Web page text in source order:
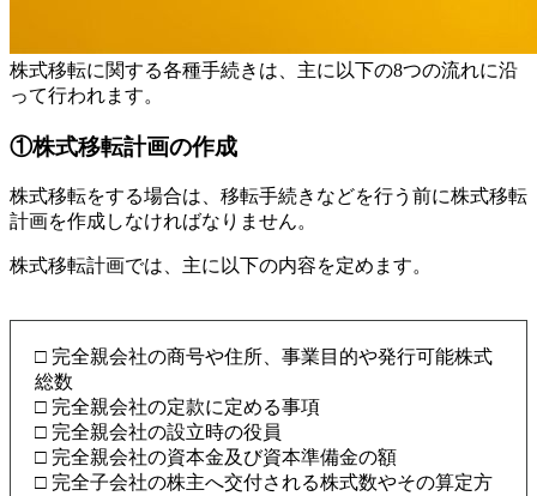
株式移転に関する各種手続きは、主に以下の8つの流れに沿
って行われます。
①株式移転計画の作成
株式移転をする場合は、移転手続きなどを行う前に株式移転
計画を作成しなければなりません。
株式移転計画では、主に以下の内容を定めます。
□ 完全親会社の商号や住所、事業目的や発行可能株式
総数
□ 完全親会社の定款に定める事項
□ 完全親会社の設立時の役員
□ 完全親会社の資本金及び資本準備金の額
□ 完全子会社の株主へ交付される株式数やその算定方